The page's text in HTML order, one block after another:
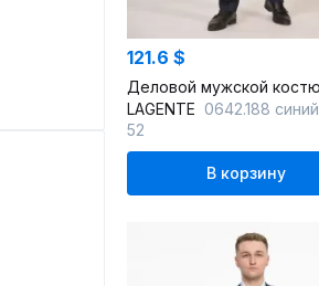
121.6 $
LAGENTE 0642.188 синий
52
В корзину